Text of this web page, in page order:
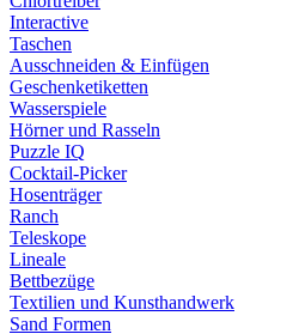
Interactive
Taschen
Ausschneiden & Einfügen
Geschenketiketten
Wasserspiele
Hörner und Rasseln
Puzzle IQ
Cocktail-Picker
Hosenträger
Ranch
Teleskope
Lineale
Bettbezüge
Textilien und Kunsthandwerk
Sand Formen